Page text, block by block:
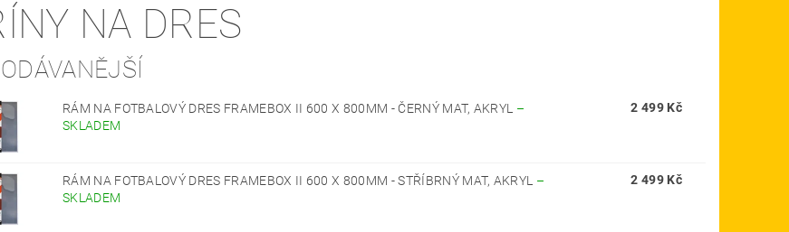
NA DRES
RÁM NA FOTBALOVÝ DRES FRAMEBOX II 600 X 800MM - ČERNÝ MAT, AKRYL –
SKLADEM
2 499 Kč
RÁM NA FOTBALOVÝ DRES FRAMEBOX II 600 X 800MM - STŘÍBRNÝ MAT, AKRYL –
SKLADEM
2 499 Kč